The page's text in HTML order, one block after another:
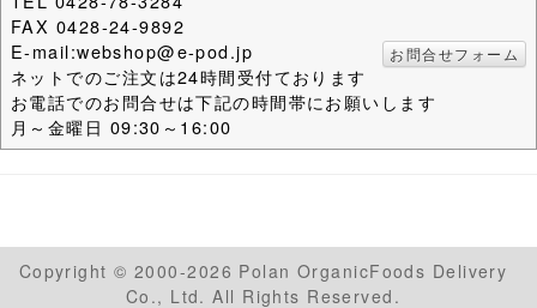
FAX 0428-24-9892
E-mail:webshop@e-pod.jp
お問合せフォーム
ネットでのご注文は24時間受付ております
お電話でのお問合せは下記の時間帯にお願いします
月～金曜日 09:30～16:00
Copyright © 2000-2026 Polan OrganicFoods Delivery
Co., Ltd. All Rights Reserved.